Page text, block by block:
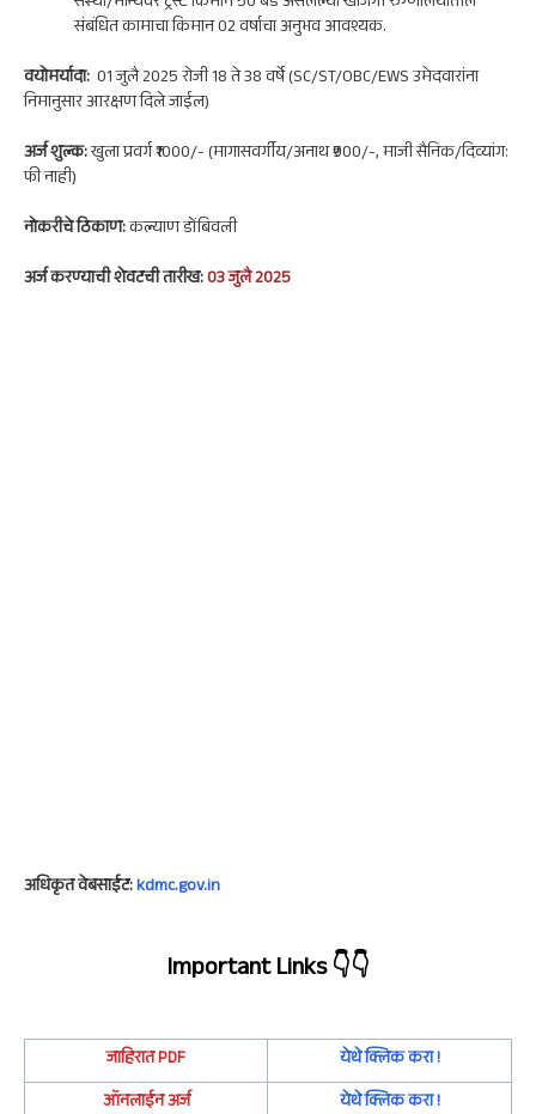
संबंधित कामाचा किमान 02 वर्षाचा अनुभव आवश्यक.
वयोमर्यादा: 01 जुलै 2025 रोजी 18 ते 38 वर्षे (SC/ST/OBC/EWS उमेदवारांना
निमानुसार आरक्षण दिले जाईल)
अर्ज शुल्क:खुला प्रवर्ग ₹1000/- (मागासवर्गीय/अनाथ ₹900/-, माजी सैनिक/दिव्यांग:
फी नाही)
नोकरीचे ठिकाण:कल्याण डोंबिवली
अर्ज करण्याची शेवटची तारीख:03 जुलै 2025
अधिकृत वेबसाईट:kdmc.gov.in
Important Links👇👇
जाहिरातPDF
येथे क्लिक करा !
ऑनलाईन अर्ज
येथे क्लिक करा !